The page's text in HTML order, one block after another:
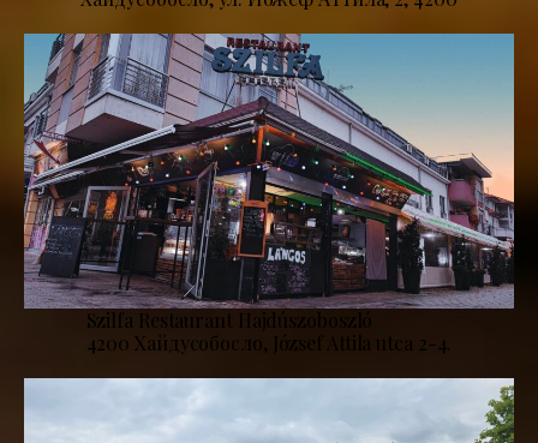
Szilfa Restaurant Hajdúszoboszló
4200 Хайдусобосло, József Attila utca 2-4.